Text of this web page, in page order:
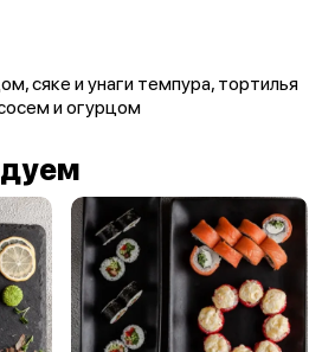
сяке и унаги темпура, тортилья
и огурцом